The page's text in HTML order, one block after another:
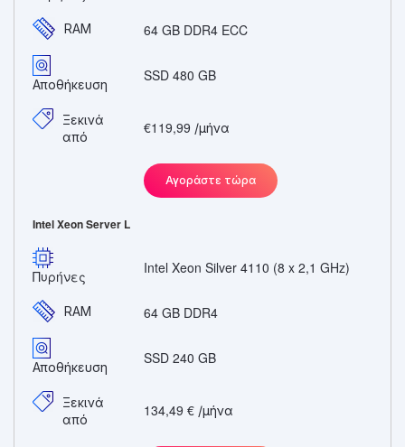
RAM 64 GB DDR4 ECC
Αποθήκευση
SSD 480 GB
Ξεκινά
από
€119,99 /μήνα
Αγοράστε τώρα
Intel Xeon Server L
Πυρήνες Intel Xeon Silver 4110 (8 x 2,1 GHz)
RAM 64 GB DDR4
Αποθήκευση
SSD 240 GB
Ξεκινά
από
134,49 € /μήνα